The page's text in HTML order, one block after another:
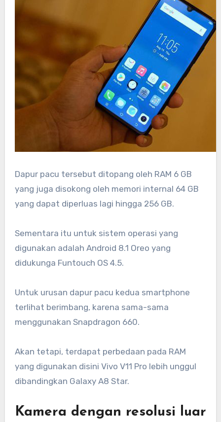
Dapur pacu tersebut ditopang oleh RAM 6 GB
yang juga disokong oleh memori internal 64 GB
yang dapat diperluas lagi hingga 256 GB.
Sementara itu untuk sistem operasi yang
digunakan adalah Android 8.1 Oreo yang
didukunga Funtouch OS 4.5.
Untuk urusan dapur pacu kedua smartphone
terlihat berimbang, karena sama-sama
menggunakan Snapdragon 660.
Akan tetapi, terdapat perbedaan pada RAM
yang digunakan disini Vivo V11 Pro lebih unggul
dibandingkan Galaxy A8 Star.
Kamera dengan resolusi luar